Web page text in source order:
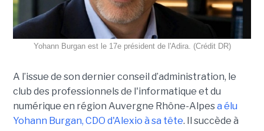
Yohann Burgan est le 17e président de l'Adira. (Crédit DR)
A l’issue de son dernier conseil d’administration, le
club des professionnels de l'informatique et du
numérique en région Auvergne Rhône-Alpesa élu
Yohann Burgan, CDO d'Alexio à sa tête. Il succède à